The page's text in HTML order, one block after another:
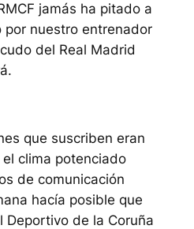
jamás ha pitado a
por nuestro entrenador
del Real Madrid
que suscriben eran
clima potenciado
de comunicación
hacía posible que
de la Coruña